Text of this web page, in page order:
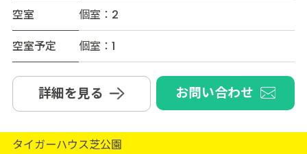
空室
個室：2
空室予定
個室：1
詳細を見る お問い合わせ
タイガーハウス芝公園